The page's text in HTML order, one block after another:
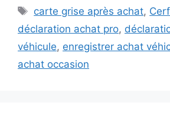
Étiquettes
carte grise après achat,
déclaration achat pro,
véhicule, enregistrer achat
achat occasion